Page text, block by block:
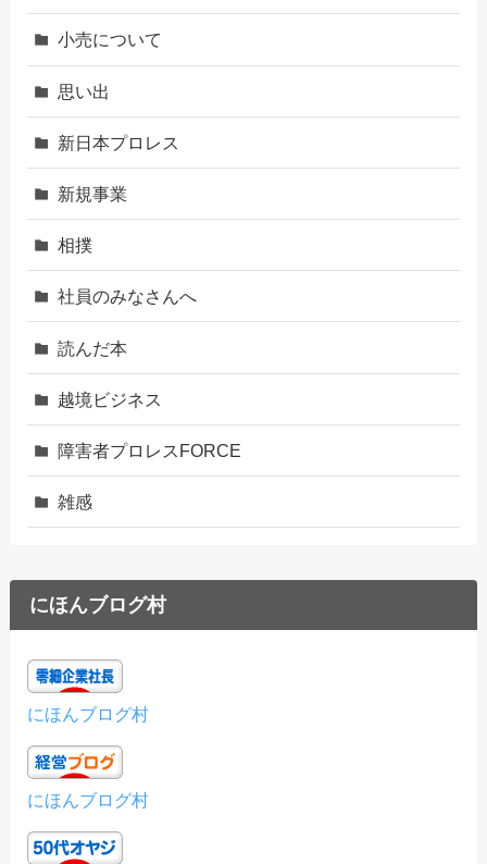
小売について
思い出
新日本プロレス
新規事業
相撲
社員のみなさんへ
読んだ本
越境ビジネス
障害者プロレスFORCE
雑感
にほんブログ村
にほんブログ村
にほんブログ村